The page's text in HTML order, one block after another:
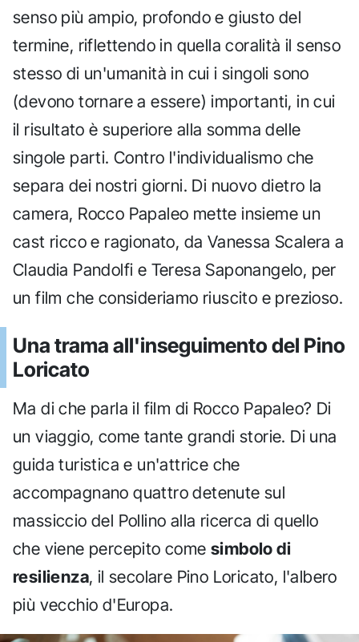
senso più ampio, profondo e giusto del
termine, riflettendo in quella coralità il senso
stesso di un'umanità in cui i singoli sono
(devono tornare a essere) importanti, in cui
il risultato è superiore alla somma delle
singole parti. Contro l'individualismo che
separa dei nostri giorni. Di nuovo dietro la
camera, Rocco Papaleo mette insieme un
cast ricco e ragionato, da Vanessa Scalera a
Claudia Pandolfi e Teresa Saponangelo, per
un film che consideriamo riuscito e prezioso.
Una trama all'inseguimento del Pino
Loricato
Ma di che parla il film di Rocco Papaleo? Di
un viaggio, come tante grandi storie. Di una
guida turistica e un'attrice che
accompagnano quattro detenute sul
massiccio del Pollino alla ricerca di quello
che viene percepito come simbolo di
resilienza, il secolare Pino Loricato, l'albero
più vecchio d'Europa.